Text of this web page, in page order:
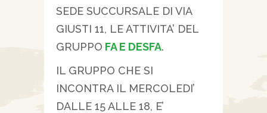
SEDE SUCCURSALE DI VIA
GIUSTI 11, LE ATTIVITA’ DEL
GRUPPO FA E DESFA.
IL GRUPPO CHE SI
INCONTRA IL MERCOLEDI’
DALLE 15 ALLE 18, E’